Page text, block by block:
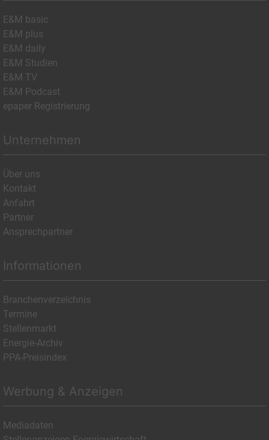
E&M basic
E&M plus
E&M daily
E&M Studien
E&M TV
E&M Podcast
epaper Registrierung
Unternehmen
Über uns
Kontakt
Anfahrt
Partner
Ansprechpartner
Informationen
Branchenverzeichnis
Termine
Stellenmarkt
Energie-Archiv
PPA-Preisindex
Werbung & Anzeigen
Mediadaten